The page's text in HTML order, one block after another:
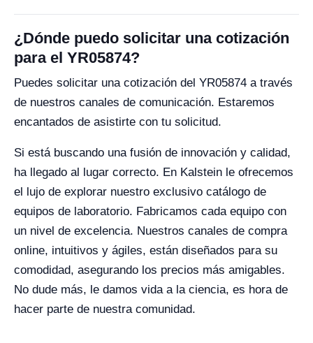
¿Dónde puedo solicitar una cotización
para el YR05874?
Puedes solicitar una cotización del YR05874 a través
de nuestros canales de comunicación. Estaremos
encantados de asistirte con tu solicitud.
Si está buscando una fusión de innovación y calidad,
ha llegado al lugar correcto. En Kalstein le ofrecemos
el lujo de explorar nuestro exclusivo catálogo de
equipos de laboratorio. Fabricamos cada equipo con
un nivel de excelencia. Nuestros canales de compra
online, intuitivos y ágiles, están diseñados para su
comodidad, asegurando los precios más amigables.
No dude más, le damos vida a la ciencia, es hora de
hacer parte de nuestra comunidad.